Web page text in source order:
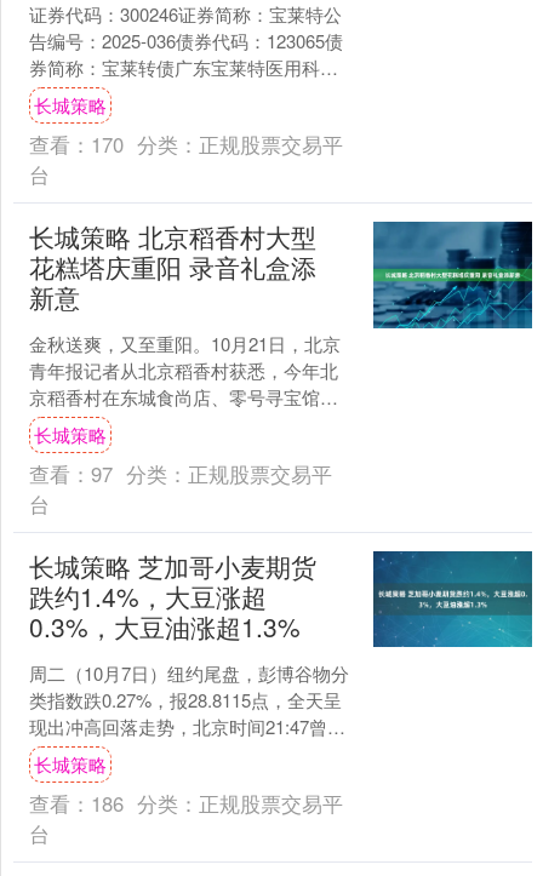
证券代码：300246证券简称：宝莱特公
告编号：2025-036债券代码：123065债
券简称：宝莱转债广东宝莱特医用科技
股份有限公司关于召开宝莱转债2025
年....
长城策略
查看： 170 分类： 正规股票交易平
台
长城策略 北京稻香村大型
花糕塔庆重阳 录音礼盒添
新意
金秋送爽，又至重阳。10月21日，北京
青年报记者从北京稻香村获悉，今年北
京稻香村在东城食尚店、零号寻宝馆两
家门店恢复了摆放花糕塔的传统，既传
承了民俗文化，也借“....
长城策略
查看： 97 分类： 正规股票交易平
台
长城策略 芝加哥小麦期货
跌约1.4%，大豆涨超
0.3%，大豆油涨超1.3%
周二（10月7日）纽约尾盘，彭博谷物分
类指数跌0.27%，报28.8115点，全天呈
现出冲高回落走势，北京时间21:47曾涨
至29.0398点刷新日高。 CBO....
长城策略
查看： 186 分类： 正规股票交易平
台